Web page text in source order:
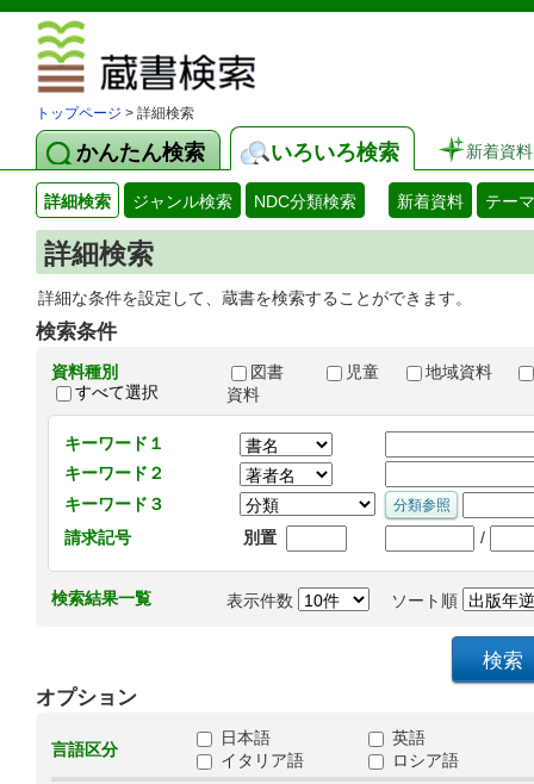
トップページ > 詳細検索
かんたん検索 いろいろ検索 新着資料
詳細検索 ジャンル検索 NDC分類検索 新着資料 テー
詳細検索
詳細な条件を設定して、蔵書を検索することができます。
検索条件
資料種別
すべて選択
図書 児童
地域資料
資料
キーワード１
キーワード２
キーワード３
請求記号
別置 /
検索結果一覧 表示件数 ソート順
オプション
言語区分
日本語
英語
イタリア語
ロシア語